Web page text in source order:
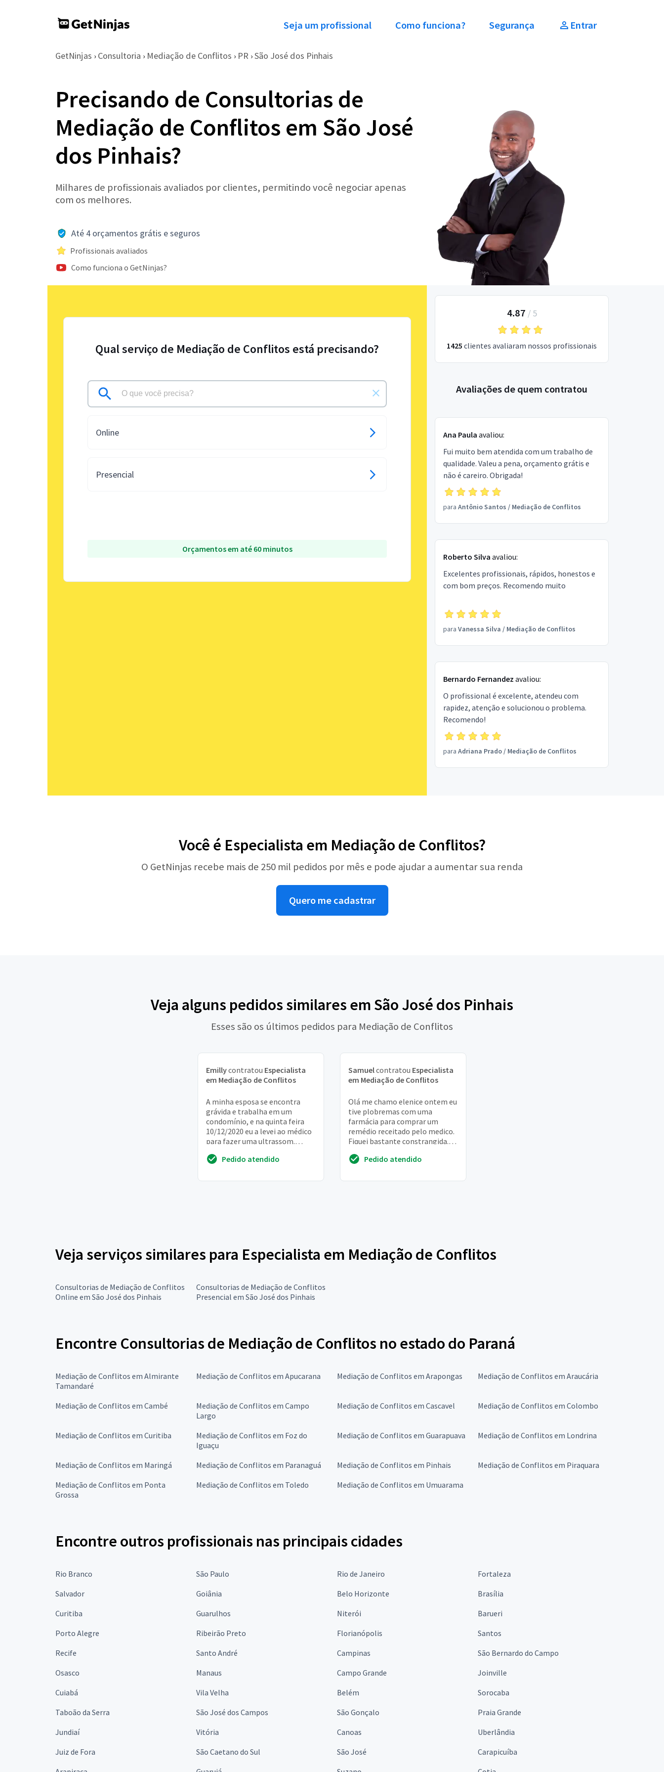
Seja um profissional Como funciona? Segurança Entrar
GetNinjas › Consultoria › Mediação de Conflitos › PR › São José dos Pinhais
Precisando de Consultorias de
Mediação de Conflitos em São José
dos Pinhais?
Milhares de profissionais avaliados por clientes, permitindo você negociar apenas
com os melhores.
Até 4 orçamentos grátis e seguros
Profissionais avaliados
Como funciona o GetNinjas?
Qual serviço de Mediação de Conflitos está precisando?
Online
Presencial
Orçamentos em até 60 minutos
4.87 / 5
1425 clientes avaliaram nossos profissionais
Avaliações de quem contratou
Ana Paula avaliou:
Fui muito bem atendida com um trabalho de
qualidade. Valeu a pena, orçamento grátis e
não é careiro. Obrigada!
para Antônio Santos / Mediação de Conflitos
Roberto Silva avaliou:
Excelentes profissionais, rápidos, honestos e
com bom preços. Recomendo muito
para Vanessa Silva / Mediação de Conflitos
Bernardo Fernandez avaliou:
O profissional é excelente, atendeu com
rapidez, atenção e solucionou o problema.
Recomendo!
para Adriana Prado/ Mediação de Conflitos
Você é Especialista em Mediação de Conflitos?
O GetNinjas recebe mais de 250 mil pedidos por mês e pode ajudar a aumentar sua renda
Quero me cadastrar
Veja alguns pedidos similares em São José dos Pinhais
Esses são os últimos pedidos para Mediação de Conflitos
Emillycontratou Especialista
em Mediação de Conflitos
A minha esposa se encontra
grávida e trabalha em um
condomínio, e na quinta feira
10/12/2020 eu a levei ao médico
para fazer uma ultrassom.
ela retornaria ao ...
Pedido atendido
Samuelcontratou Especialista
em Mediação de Conflitos
Olá me chamo elenice ontem eu
tive plobremas com uma
farmácia para comprar um
remédio receitado pelo medico.
Fiquei bastante constrangida.
Pedido atendido
Veja serviços similares para Especialista em Mediação de Conflitos
Consultorias de Mediação de Conflitos
Online em São José dos Pinhais
Consultorias de Mediação de Conflitos
Presencial em São José dos Pinhais
Encontre Consultorias de Mediação de Conflitos no estado do Paraná
Mediação de Conflitos em Almirante
Tamandaré
Mediação de Conflitos em Apucarana Mediação de Conflitos em Arapongas Mediação de Conflitos em Araucária
Mediação de Conflitos em Cambé
Mediação de Conflitos em Campo
Largo
Mediação de Conflitos em Cascavel Mediação de Conflitos em Colombo
Mediação de Conflitos em Curitiba
Mediação de Conflitos em Foz do
Iguaçu
Mediação de Conflitos em Guarapuava Mediação de Conflitos em Londrina
Mediação de Conflitos em Maringá Mediação de Conflitos em Paranaguá Mediação de Conflitos em Pinhais
Mediação de Conflitos em Piraquara
Mediação de Conflitos em Ponta
Grossa
Mediação de Conflitos em Toledo Mediação de Conflitos em Umuarama
Encontre outros profissionais nas principais cidades
Rio Branco São Paulo Rio de Janeiro
Fortaleza
Salvador
Goiânia Belo Horizonte
Brasília
Curitiba
Guarulhos Niterói
Barueri
Porto Alegre
Ribeirão Preto Florianópolis
Santos
Recife
Santo André Campinas
São Bernardo do Campo
Osasco
Manaus Campo Grande
Joinville
Cuiabá
Vila Velha Belém
Sorocaba
Taboão da Serra
São José dos Campos São Gonçalo
Praia Grande
Jundiaí
Vitória Canoas
Uberlândia
Juiz de Fora
São Caetano do Sul São José
Carapicuíba